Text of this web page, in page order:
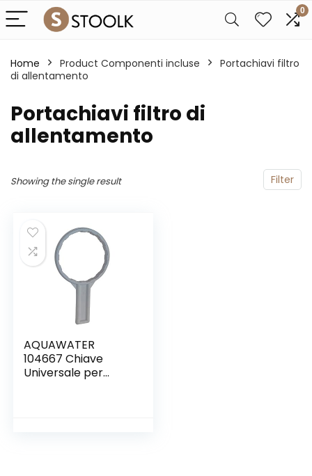
0
Home Product Componenti incluse
‎Portachiavi filtro
di allentamento
‎Portachiavi filtro di
allentamento
Filter
Showing the single result
AQUAWATER
104667 Chiave
Universale per